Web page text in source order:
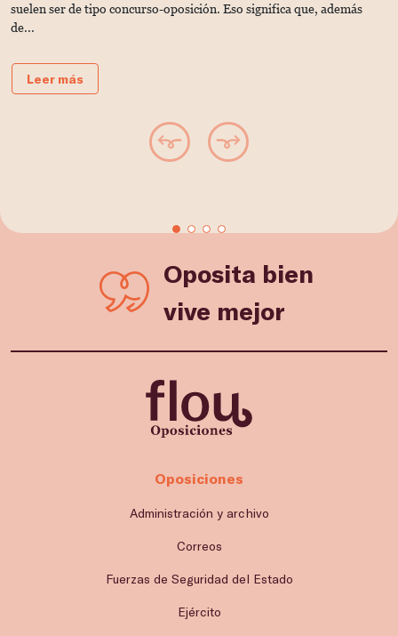
suelen ser de tipo concurso-oposición. Eso significa que, además
de...
Leer más
Oposita bien
vive mejor
Oposiciones
Administración y archivo
Correos
Fuerzas de Seguridad del Estado
Ejército